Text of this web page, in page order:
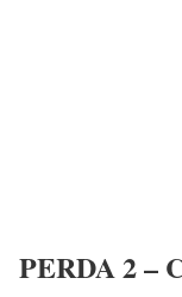
PERDA 2 –